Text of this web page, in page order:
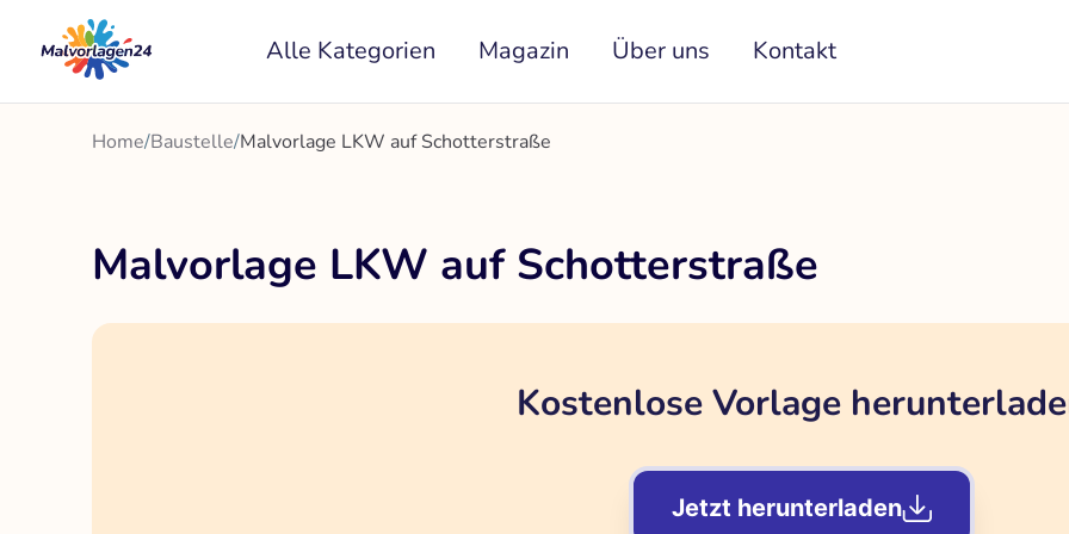
Inhalt
springen
Alle Kategorien Magazin Über uns Kontakt
Home/Baustelle/Malvorlage LKW auf Schotterstraße
Malvorlage LKW auf Schotterstraße
Kostenlose Vorlage
Jetzt herunterladen